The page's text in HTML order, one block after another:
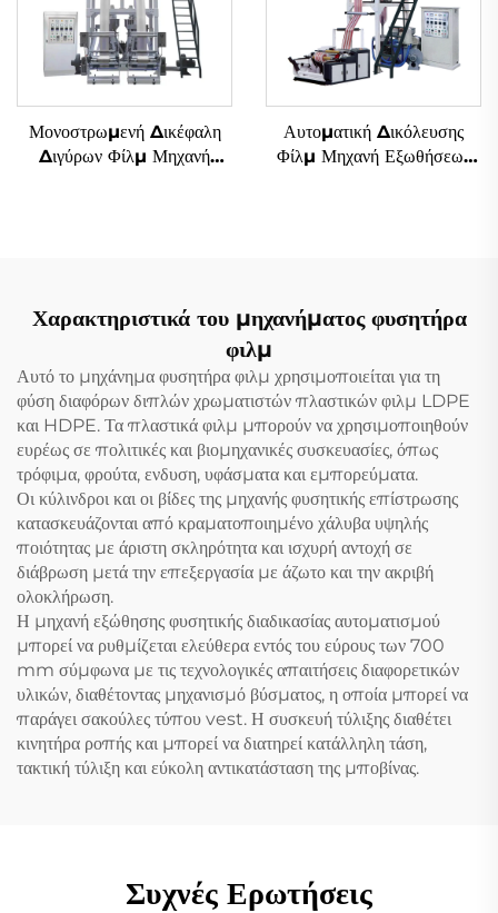
Μονοστρωμενή Δικέφαλη
Διγύρων Φίλμ Μηχανή
Αυτοματική Δικόλευσης
Φίλμ Μηχανή Εξωθήσεως
Χαρακτηριστικά του μηχανήματος φυσητήρα
φιλμ
Αυτό το μηχάνημα φυσητήρα φιλμ χρησιμοποιείται για τη
φύση διαφόρων διπλών χρωματιστών πλαστικών φιλμ LDPE
και HDPE. Τα πλαστικά φιλμ μπορούν να χρησιμοποιηθούν
ευρέως σε πολιτικές και βιομηχανικές συσκευασίες, όπως
τρόφιμα, φρούτα, ενδυση, υφάσματα και εμπορεύματα.
Οι κύλινδροι και οι βίδες της μηχανής φυσητικής επίστρωσης
κατασκευάζονται από κραματοποιημένο χάλυβα υψηλής
ποιότητας με άριστη σκληρότητα και ισχυρή αντοχή σε
διάβρωση μετά την επεξεργασία με άζωτο και την ακριβή
ολοκλήρωση.
Η μηχανή εξώθησης φυσητικής διαδικασίας αυτοματισμού
μπορεί να ρυθμίζεται ελεύθερα εντός του εύρους των 700
mm σύμφωνα με τις τεχνολογικές απαιτήσεις διαφορετικών
υλικών, διαθέτοντας μηχανισμό βύσματος, η οποία μπορεί να
παράγει σακούλες τύπου vest. Η συσκευή τύλιξης διαθέτει
κινητήρα ροπής και μπορεί να διατηρεί κατάλληλη τάση,
τακτική τύλιξη και εύκολη αντικατάσταση της μποβίνας.
Συχνές Ερωτήσεις